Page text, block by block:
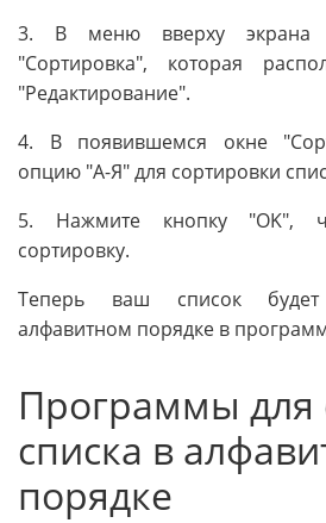
3. В меню вверху экрана
"Сортировка", которая
"Редактирование".
4. В появившемся окне
опцию "А-Я" для сортировки
5. Нажмите кнопку "OK",
сортировку.
Теперь ваш список
алфавитном порядке в
Программы для
списка в
порядке